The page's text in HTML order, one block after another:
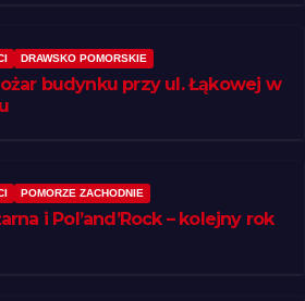
DRAWSKO POMORSKIE
budynku przy ul. Łąkowej w
POMORZE ZACHODNIE
i Pol’and’Rock – kolejny rok